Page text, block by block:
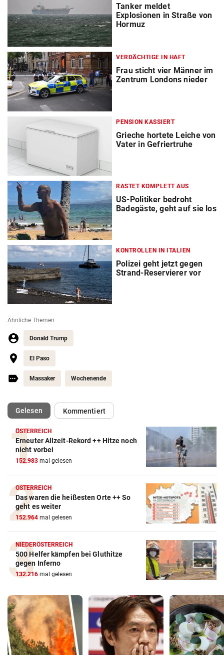
Tanker meldet
Explosionen in Straße von
Hormuz
VERDÄCHTIGE IN HAFT
Frau sticht vier Männer im
Zentrum Londons nieder
PENSION KASSIERT
Grieche hortete Leiche von
Vater in Gefriertruhe
RASTET KOMPLETT AUS
US-Politiker bedroht
Badegäste, geht auf sie los
KONTROLLEN IN ITALIEN
Polizei geht jetzt gegen
Strand-Reservierer vor
Ähnliche Themen
Donald Trump
El Paso
Massaker Wochenende
Gelesen(ausgewählt)Kommentiert
ÖSTERREICH
Erneuter Allzeit-Rekord ++ Hitze noch
nicht vorbei
152.983 mal gelesen
ÖSTERREICH
Das waren die heißesten Orte ++ So
geht es weiter
152.964 mal gelesen
NIEDERÖSTERREICH
500 Helfer kämpfen bei Gluthitze
gegen Inferno
132.216 mal gelesen